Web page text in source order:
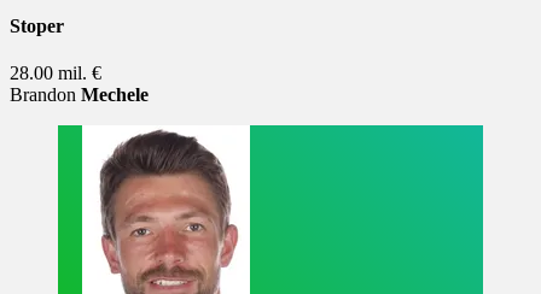
Stoper
28.00 mil. €
Brandon Mechele